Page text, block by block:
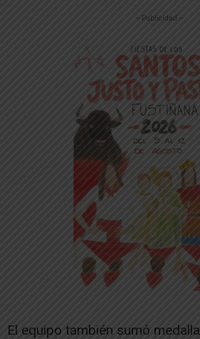
-- Publicidad --
El equipo también sumó